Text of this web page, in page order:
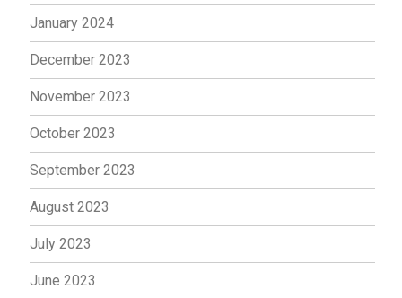
January 2024
December 2023
November 2023
October 2023
September 2023
August 2023
July 2023
June 2023